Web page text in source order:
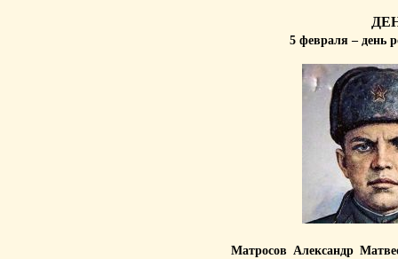
5 февраля – день
Матросов Александр